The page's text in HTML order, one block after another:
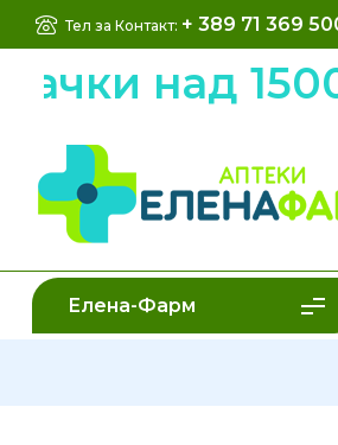
Тел за Контакт: + 389 71 369
над
Елена-Фарм